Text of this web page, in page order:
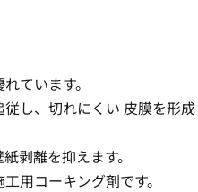
ています。
し、切れにくい 皮膜を形成
剥離を抑えます。
用コーキング剤です。